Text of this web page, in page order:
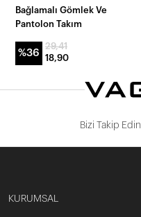
Bağlamalı Gömlek Ve
Pantolon Takım
%36
29,41
18,90
Bizi Takip Edin
KURUMSAL